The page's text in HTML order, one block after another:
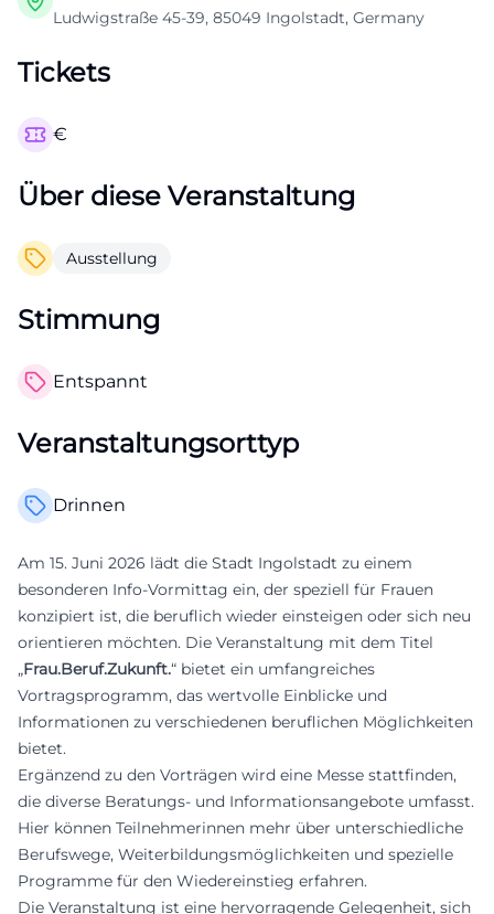
Ludwigstraße 45-39, 85049 Ingolstadt, Germany
Tickets
€
Über diese Veranstaltung
Ausstellung
Stimmung
Entspannt
Veranstaltungsorttyp
Drinnen
Am 15. Juni 2026 lädt die Stadt Ingolstadt zu einem
besonderen Info-Vormittag ein, der speziell für Frauen
konzipiert ist, die beruflich wieder einsteigen oder sich neu
orientieren möchten. Die Veranstaltung mit dem Titel
„Frau.Beruf.Zukunft.“ bietet ein umfangreiches
Vortragsprogramm, das wertvolle Einblicke und
Informationen zu verschiedenen beruflichen Möglichkeiten
bietet.
Ergänzend zu den Vorträgen wird eine Messe stattfinden,
die diverse Beratungs- und Informationsangebote umfasst.
Hier können Teilnehmerinnen mehr über unterschiedliche
Berufswege, Weiterbildungsmöglichkeiten und spezielle
Programme für den Wiedereinstieg erfahren.
Die Veranstaltung ist eine hervorragende Gelegenheit, sich